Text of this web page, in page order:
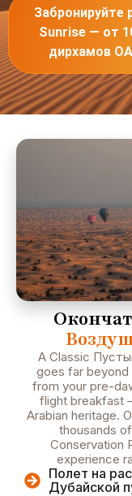
Забронируйте
Sunrise — от
дирхамов
A Classic
goes far
from your pre-
flight breakfast
Arabian heritage.
thousands
Conservation
experience
Полет на
Дубайской